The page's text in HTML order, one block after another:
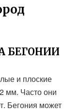
БЕГОНИИ
и плоские
мм. Часто они
Бегония может